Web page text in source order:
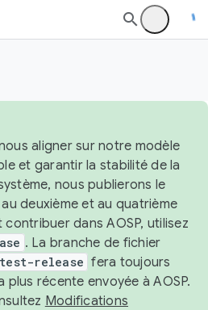
aligner sur notre modèle
et garantir la stabilité de la
nous publierons le
deuxième et au quatrième
dans AOSP, utilisez
. La branche de fichier
release fera toujours
plus récente envoyée à AOSP.
Modifications